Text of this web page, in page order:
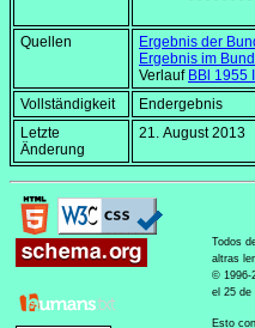
Quellen
Ergebnis der
Ergebnis im
Verlauf BBl 1955
Vollständigkeit
Endergebnis
Letzte
Änderung
21. August 2013
Todos
altras
© 1996-
el 25 de
Esto